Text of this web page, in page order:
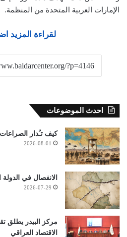
الإمارات العربية المتحدة من المنظمة.
لقراءة المزيد
احدث الموضوعات
كيف تـُدار
2026-08-01
الانفصال في الدولة
2026-07-29
الاقتصاد العراقي